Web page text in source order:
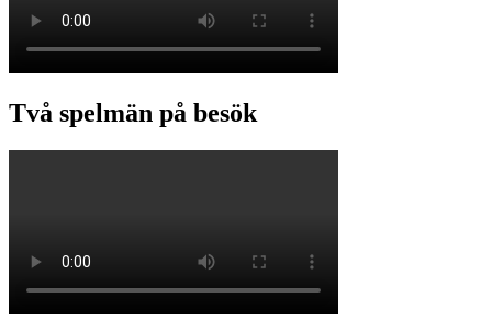
Två spelmän på besök